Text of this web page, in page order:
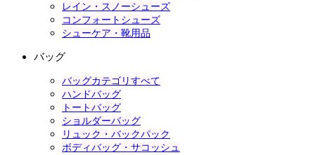
レイン・スノーシューズ
コンフォートシューズ
シューケア・靴用品
バッグ
バッグカテゴリすべて
ハンドバッグ
トートバッグ
ショルダーバッグ
リュック・バックパック
ボディバッグ・サコッシュ